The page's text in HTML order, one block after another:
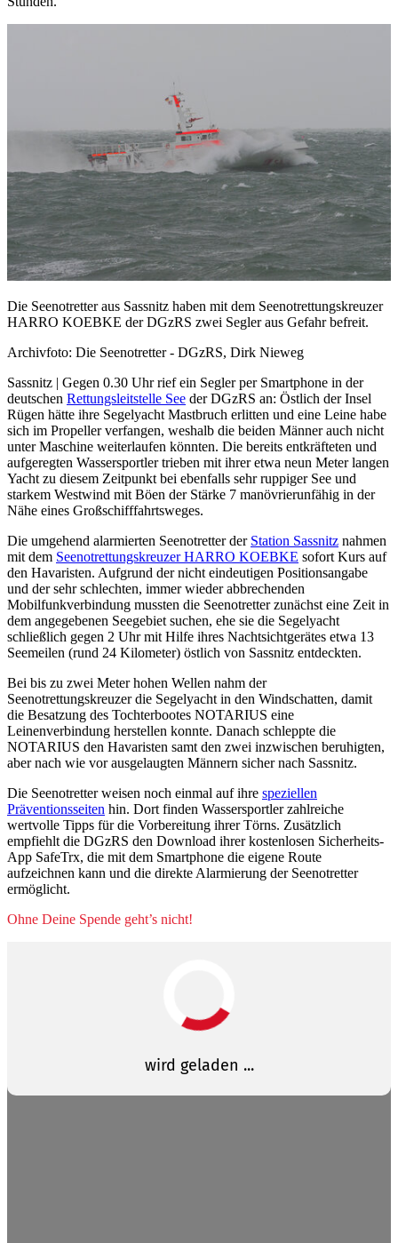
Die Seenotretter aus Sassnitz haben mit dem Seenotrettungskreuzer
HARRO KOEBKE der DGzRS zwei Segler aus Gefahr befreit.
Archivfoto: Die Seenotretter - DGzRS, Dirk Nieweg
Sassnitz | Gegen 0.30 Uhr rief ein Segler per Smartphone in der
deutschen Rettungsleitstelle See der DGzRS an: Östlich der Insel
Rügen hätte ihre Segelyacht Mastbruch erlitten und eine Leine habe
sich im Propeller verfangen, weshalb die beiden Männer auch nicht
unter Maschine weiterlaufen könnten. Die bereits entkräfteten und
aufgeregten Wassersportler trieben mit ihrer etwa neun Meter langen
Yacht zu diesem Zeitpunkt bei ebenfalls sehr ruppiger See und
starkem Westwind mit Böen der Stärke 7 manövrierunfähig in der
Nähe eines Großschifffahrtsweges.
Die umgehend alarmierten Seenotretter der Station Sassnitz nahmen
mit dem Seenotrettungskreuzer HARRO KOEBKE sofort Kurs auf
den Havaristen. Aufgrund der nicht eindeutigen Positionsangabe
und der sehr schlechten, immer wieder abbrechenden
Mobilfunkverbindung mussten die Seenotretter zunächst eine Zeit in
dem angegebenen Seegebiet suchen, ehe sie die Segelyacht
schließlich gegen 2 Uhr mit Hilfe ihres Nachtsichtgerätes etwa 13
Seemeilen (rund 24 Kilometer) östlich von Sassnitz entdeckten.
Bei bis zu zwei Meter hohen Wellen nahm der
Seenotrettungskreuzer die Segelyacht in den Windschatten, damit
die Besatzung des Tochterbootes NOTARIUS eine
Leinenverbindung herstellen konnte. Danach schleppte die
NOTARIUS den Havaristen samt den zwei inzwischen beruhigten,
aber nach wie vor ausgelaugten Männern sicher nach Sassnitz.
Die Seenotretter weisen noch einmal auf ihre speziellen
Präventionsseiten hin. Dort finden Wassersportler zahlreiche
wertvolle Tipps für die Vorbereitung ihrer Törns. Zusätzlich
empfiehlt die DGzRS den Download ihrer kostenlosen Sicherheits-
App SafeTrx, die mit dem Smartphone die eigene Route
aufzeichnen kann und die direkte Alarmierung der Seenotretter
ermöglicht.
Ohne Deine Spende geht’s nicht!